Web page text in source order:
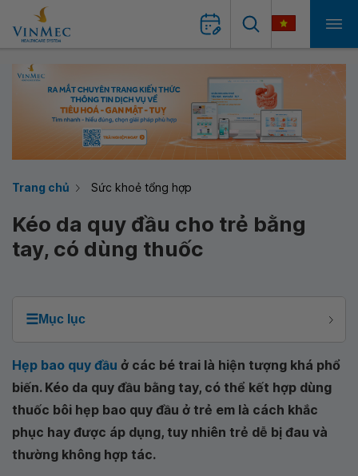
Trang chủ Sức khoẻ tổng hợp
Kéo da quy đầu cho trẻ bằng
tay, có dùng thuốc
☰Mục lục
Hẹp bao quy đầu ở các bé trai là hiện tượng khá phổ
biến. Kéo da quy đầu bằng tay, có thể kết hợp dùng
thuốc bôi hẹp bao quy đầu ở trẻ em là cách khắc
phục hay được áp dụng, tuy nhiên trẻ dễ bị đau và
thường không hợp tác.